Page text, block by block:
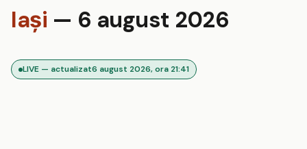
Iaşi — 6 august 2026
LIVE — actualizat6 august 2026, ora 21:41